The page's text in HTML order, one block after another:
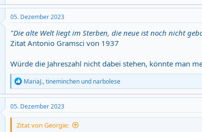
05. Dezember 2023
"Die alte Welt liegt im Sterben, die neue ist noch nicht
Zitat Antonio Gramsci von 1937
Würde die Jahreszahl nicht dabei stehen, könnte man
R
e
a
c
t
i
o
MariaJ.,tineminchen und narbolese
05. Dezember 2023
Zitat von Georgie: